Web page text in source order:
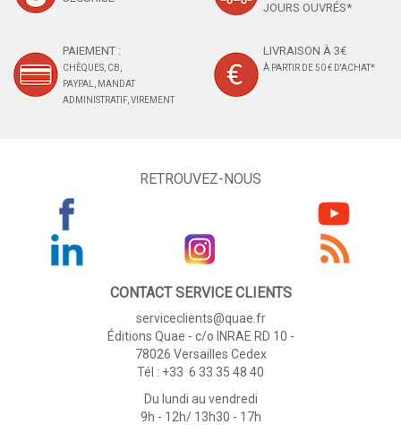
JOURS OUVRÉS*
PAIEMENT :
CHÈQUES, CB,
PAYPAL, MANDAT
ADMINISTRATIF, VIREMENT
LIVRAISON À 3€
À PARTIR DE 50 € D'ACHAT*
RETROUVEZ-NOUS
CONTACT SERVICE CLIENTS
serviceclients@quae.fr
Éditions Quae - c/o INRAE RD 10 -
78026 Versailles Cedex
Tél : +33 6 33 35 48 40
Du lundi au vendredi
9h - 12h/ 13h30 - 17h